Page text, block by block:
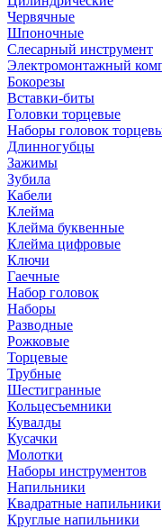
Червячные
Шпоночные
Слесарный инструмент
Электромонтажный
Бокорезы
Вставки-биты
Головки торцевые
Наборы головок
Длинногубцы
Зажимы
Зубила
Кабели
Клейма
Клейма буквенные
Клейма цифровые
Ключи
Гаечные
Набор головок
Наборы
Разводные
Рожковые
Торцевые
Трубные
Шестигранные
Кольцесъемники
Кувалды
Кусачки
Молотки
Наборы инструментов
Напильники
Квадратные напильники
Круглые напильники